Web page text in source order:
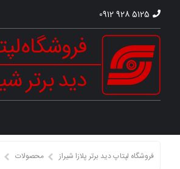
0912 928 5125
فروشگاه لپتاپ دید برتر پلازا شیراز محصولات